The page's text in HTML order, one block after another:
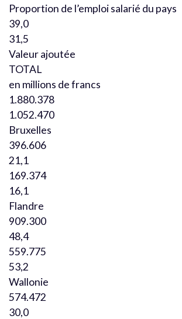
Proportion de l’emploi salarié du pays
39,0
31,5
Valeur ajoutée
TOTAL
en millions de francs
1.880.378
1.052.470
Bruxelles
396.606
21,1
169.374
16,1
Flandre
909.300
48,4
559.775
53,2
Wallonie
574.472
30,0